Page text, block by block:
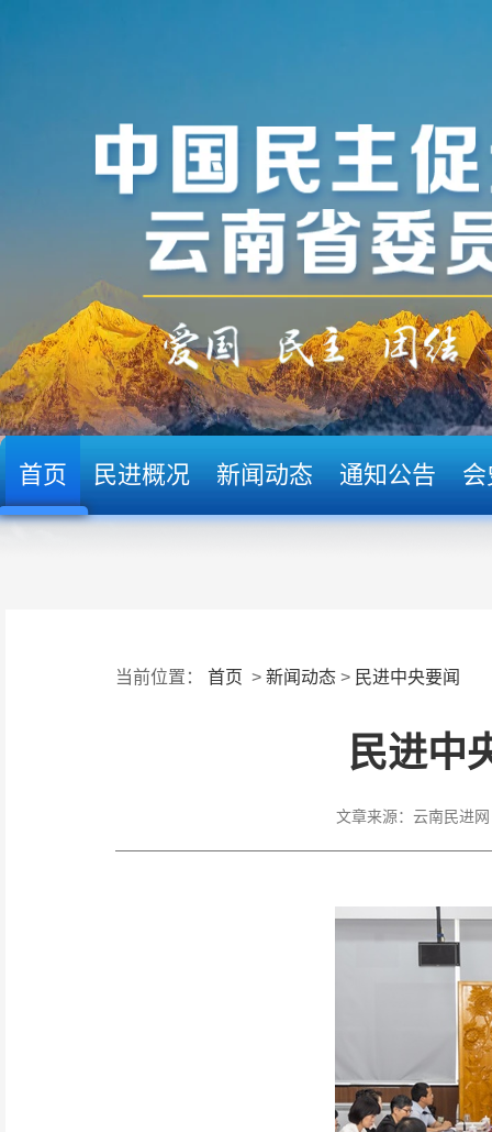
首页 民进概况 新闻动态 通知公告 会
当前位置： 首页 > 新闻动态 > 民进中央要闻
民进中
文章来源： 云南民进网